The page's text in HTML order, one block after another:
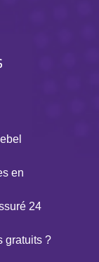
en
24
gratuits ?